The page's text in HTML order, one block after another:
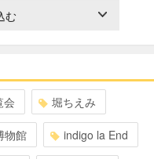
む
会 堀ちえみ
物館 indigo la End